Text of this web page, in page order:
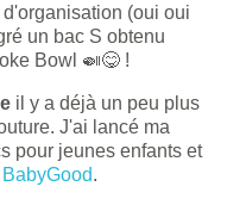
d'organisation (oui oui
un bac S obtenu
Bowl 🍛😋 !
il y a déjà un peu plus
J'ai lancé ma
pour jeunes enfants et
.